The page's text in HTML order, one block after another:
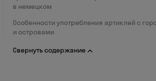
в немецком
Особенности употребления артиклей с
и островами
Свернуть содержание